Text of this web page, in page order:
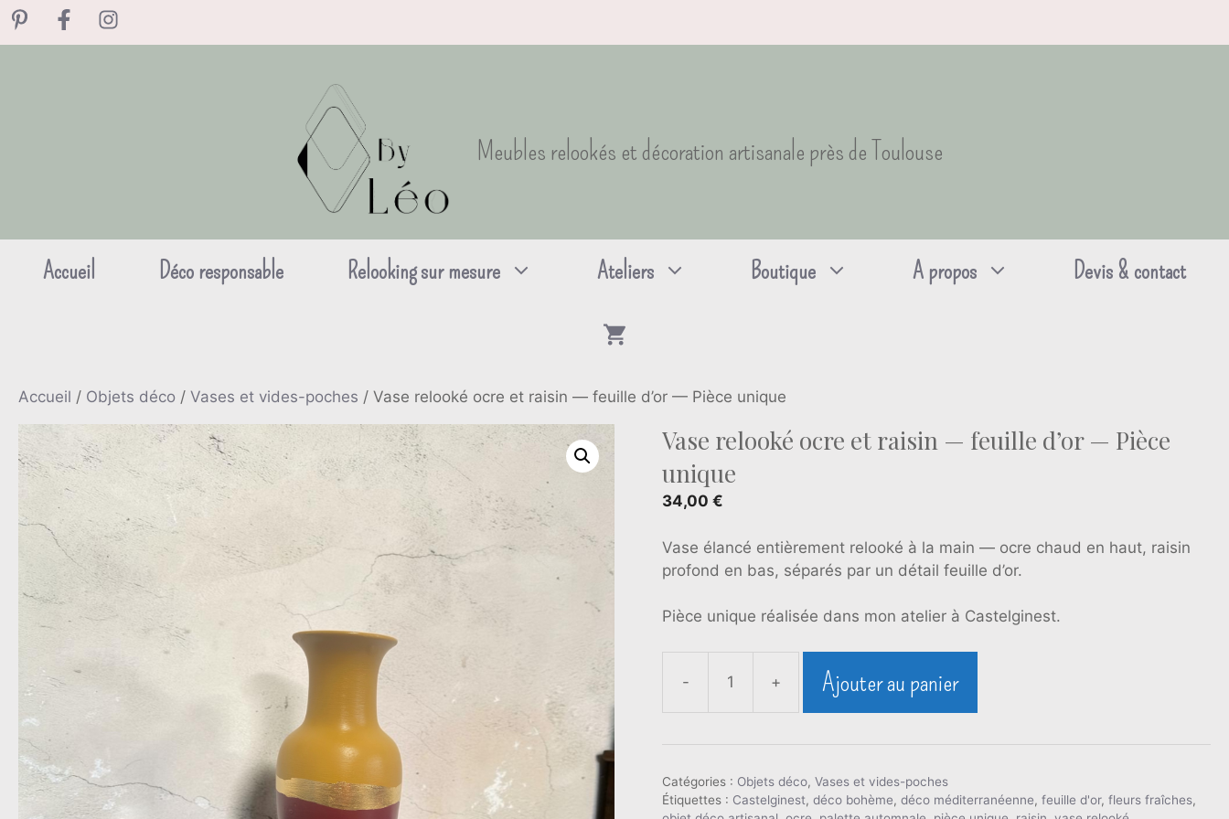
Aller
au
Meubles relookés et décoration artisanale près de Toulouse
Accueil Déco responsable Relooking sur mesure Ateliers Boutique A propos Devis & contact
Accueil / Objets déco / Vases et vides-poches / Vase relooké ocre et raisin — feuille d’or — Pièce unique
Vase relooké ocre et raisin — feuille d’or — Pièce
unique
34,00€
Vase élancé entièrement relooké à la main — ocre chaud en haut, raisin
profond en bas, séparés par un détail feuille d’or.
Pièce unique réalisée dans mon atelier à Castelginest.
-
de
ocre
et
+ Ajouter au panier
Catégories : Objets déco,Vases et vides-poches
Étiquettes : Castelginest,déco bohème,déco méditerranéenne,feuille d'or,fleurs fraîches,